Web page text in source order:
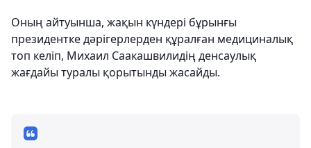
Оның айтуынша, жақын күндері бұрынғы
президентке дәрігерлерден құралған медициналық
топ келіп, Михаил Саакашвилидің денсаулық
жағдайы туралы қорытынды жасайды.